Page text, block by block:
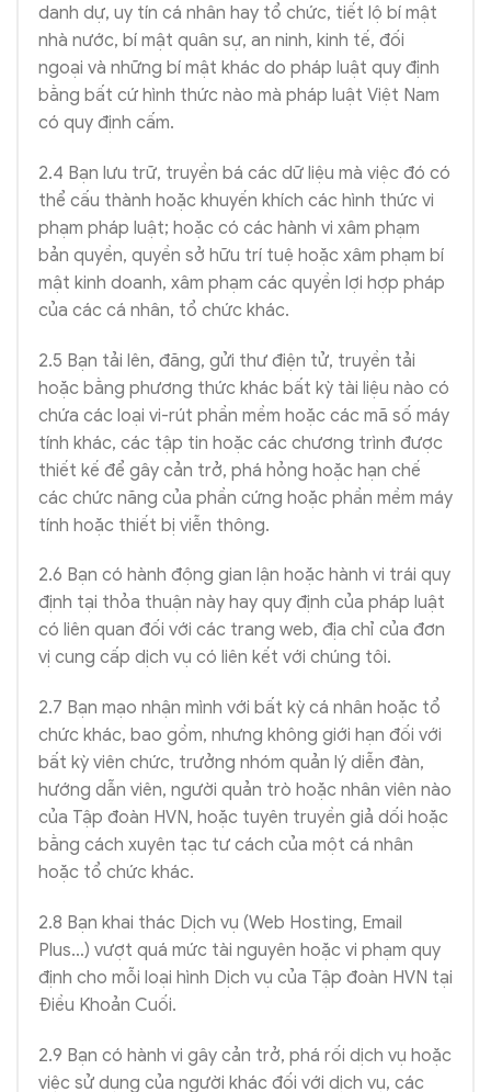
danh dự, uy tín cá nhân hay tổ chức, tiết lộ bí mật
nhà nước, bí mật quân sự, an ninh, kinh tế, đối
ngoại và những bí mật khác do pháp luật quy định
bằng bất cứ hình thức nào mà pháp luật Việt Nam
có quy định cấm.
2.4 Bạn lưu trữ, truyền bá các dữ liệu mà việc đó có
thể cấu thành hoặc khuyến khích các hình thức vi
phạm pháp luật; hoặc có các hành vi xâm phạm
bản quyền, quyền sở hữu trí tuệ hoặc xâm phạm bí
mật kinh doanh, xâm phạm các quyền lợi hợp pháp
của các cá nhân, tổ chức khác.
2.5 Bạn tải lên, đăng, gửi thư điện tử, truyền tải
hoặc bằng phương thức khác bất kỳ tài liệu nào có
chứa các loại vi-rút phần mềm hoặc các mã số máy
tính khác, các tập tin hoặc các chương trình được
thiết kế để gây cản trở, phá hỏng hoặc hạn chế
các chức năng của phần cứng hoặc phần mềm máy
tính hoặc thiết bị viễn thông.
2.6 Bạn có hành động gian lận hoặc hành vi trái quy
định tại thỏa thuận này hay quy định của pháp luật
có liên quan đối với các trang web, địa chỉ của đơn
vị cung cấp dịch vụ có liên kết với chúng tôi.
2.7 Bạn mạo nhận mình với bất kỳ cá nhân hoặc tổ
chức khác, bao gồm, nhưng không giới hạn đối với
bất kỳ viên chức, trưởng nhóm quản lý diễn đàn,
hướng dẫn viên, người quản trò hoặc nhân viên nào
của Tập đoàn HVN, hoặc tuyên truyền giả dối hoặc
bằng cách xuyên tạc tư cách của một cá nhân
hoặc tổ chức khác.
2.8 Bạn khai thác Dịch vụ (Web Hosting, Email
Plus…) vượt quá mức tài nguyên hoặc vi phạm quy
định cho mỗi loại hình Dịch vụ của Tập đoàn HVN tại
Điều Khoản Cuối.
2.9 Bạn có hành vi gây cản trở, phá rối dịch vụ hoặc
việc sử dụng của người khác đối với dịch vụ, các